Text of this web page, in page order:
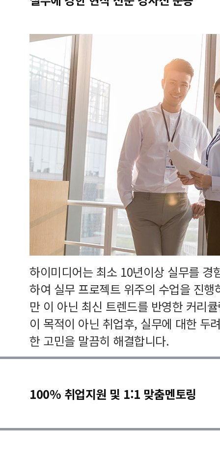
하이미디어는 최소 10년이상 실무를 경
하여 실무 프로젝트 위주의 수업을 진
만 이 아닌 최신 트렌드를 반영한 커리
이 목적이 아닌 취업후, 실무에 대한 두
한 고민을 말끔히 해결합니다.
100% 취업지원 및 1:1 맞춤멘토링